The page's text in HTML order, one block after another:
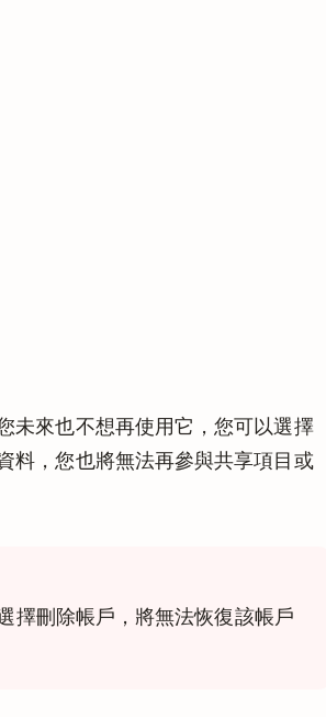
未來也不想再使用它，您可以選擇
料，您也將無法再參與共享項目或
擇刪除帳戶，將無法恢復該帳戶